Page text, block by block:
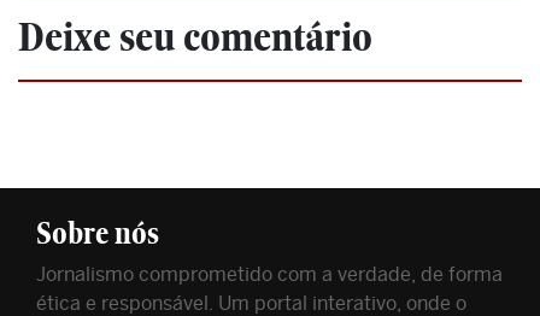
Deixe seu comentário
Sobre nós
Jornalismo comprometido com a verdade, de forma
ética e responsável. Um portal interativo, onde o